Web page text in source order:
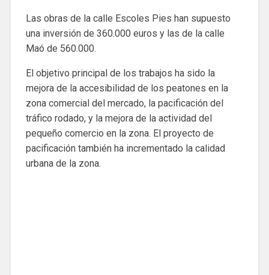
Las obras de la calle Escoles Pies han supuesto
una inversión de 360.000 euros y las de la calle
Maó de 560.000.
El objetivo principal de los trabajos ha sido la
mejora de la accesibilidad de los peatones en la
zona comercial del mercado, la pacificación del
tráfico rodado, y la mejora de la actividad del
pequeño comercio en la zona. El proyecto de
pacificación también ha incrementado la calidad
urbana de la zona.